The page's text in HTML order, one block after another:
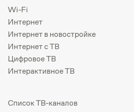
Wi-Fi
Интернет
Интернет в новостройке
Интернет с ТВ
Цифровое ТВ
Интерактивное ТВ
Список ТВ-каналов